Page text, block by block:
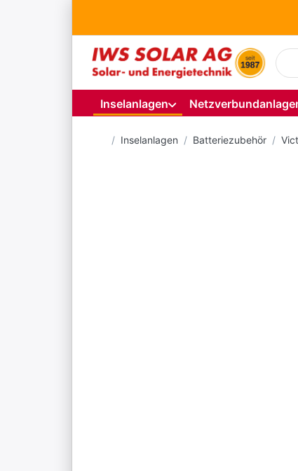
Inselanlagen
Startseite
Inselanlagen Batteriezubehör